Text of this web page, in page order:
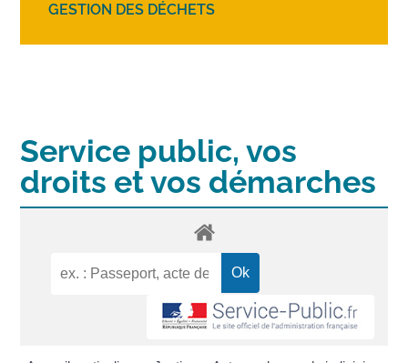
GESTION DES DÉCHETS
Service public, vos
droits et vos démarches